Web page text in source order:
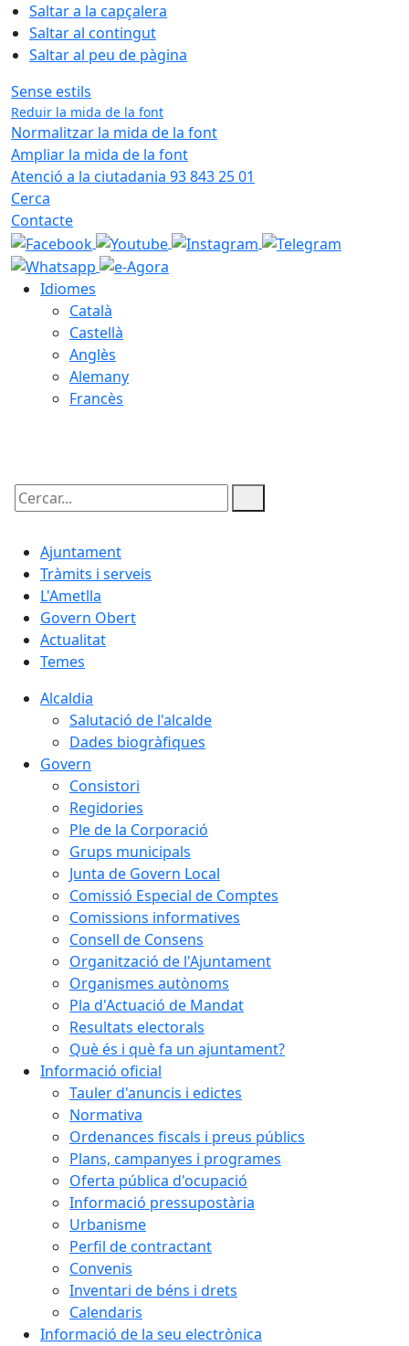
Saltar a la capçalera
Saltar al contingut
Saltar al peu de pàgina
Sense estils
Reduir la mida de la font
Normalitzar la mida de la font
Ampliar la mida de la font
Atenció a la ciutadania 93 843 25 01
Cerca
Contacte
Idiomes
Català
Castellà
Anglès
Alemany
Francès
Cercar:
Ajuntament
Tràmits i serveis
L'Ametlla
Govern Obert
Actualitat
Temes
Alcaldia
Salutació de l'alcalde
Dades biogràfiques
Govern
Consistori
Regidories
Ple de la Corporació
Grups municipals
Junta de Govern Local
Comissió Especial de Comptes
Comissions informatives
Consell de Consens
Organització de l'Ajuntament
Organismes autònoms
Pla d'Actuació de Mandat
Resultats electorals
Què és i què fa un ajuntament?
Informació oficial
Tauler d'anuncis i edictes
Normativa
Ordenances fiscals i preus públics
Plans, campanyes i programes
Oferta pública d'ocupació
Informació pressupostària
Urbanisme
Perfil de contractant
Convenis
Inventari de béns i drets
Calendaris
Informació de la seu electrònica